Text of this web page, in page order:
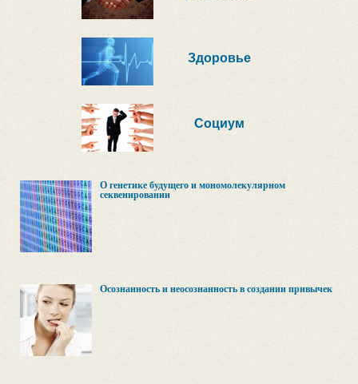
Здоровье
Социум
О генетике будущего и мономолекулярном
секвенировании
Осознанность и неосознанность в создании привычек